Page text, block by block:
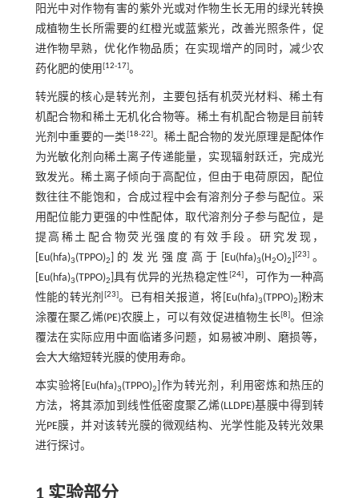
阳光中对作物有害的紫外光或对作物生长无用的绿光转换
成植物生长所需要的红橙光或蓝紫光，改善光照条件，促
进作物早熟，优化作物品质；在实现增产的同时，减少农
药化肥的使用 [12-17]。
转光膜的核心是转光剂，主要包括有机荧光材料、稀土有
机配合物和稀土无机化合物等。稀土有机配合物是目前转
光剂中重要的一类 [18-22]。稀土配合物的发光原理是配体作
为光敏化剂向稀土离子传递能量，实现辐射跃迁，完成光
致发光。稀土离子倾向于高配位，但由于电荷原因，配位
数往往不能饱和，合成过程中会有溶剂分子参与配位。采
用配位能力更强的中性配体，取代溶剂分子参与配位，是
提高稀土配合物荧光强度的有效手段。研究发现，
[Eu(hfa)3(TPPO)2 ]的发光强度高于[Eu(hfa)3(H2O)2
[23]。
[Eu(hfa)3(TPPO)2 ]具有优异的光热稳定性[24]，可作为一种高
性能的转光剂 [23]。已有相关报道，将[Eu(hfa)3(TPPO)2 ]粉末
涂覆在聚乙烯(PE)农膜上，可以有效促进植物生长[8]。但涂
覆法在实际应用中面临诸多问题，如易被冲刷、磨损等，
会大大缩短转光膜的使用寿命。
本实验将[Eu(hfa)3(TPPO)2 ]作为转光剂，利用密炼和热压的
方法，将其添加到线性低密度聚乙烯(LLDPE)基膜中得到转
光PE膜，并对该转光膜的微观结构、光学性能及转光效果
进行探讨。